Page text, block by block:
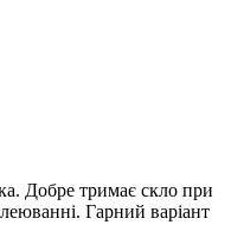
Добре тримає скло при
Гарний варіант